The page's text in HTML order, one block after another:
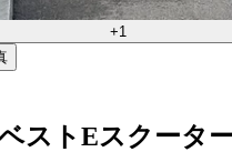
+1
ストEスクータ